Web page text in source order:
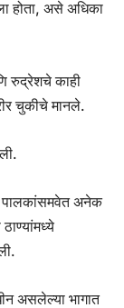
होता, असे अधिका
रुद्रेशचे काही
चुकीचे मानले.
पालकांसमवेत अनेक
असलेल्या भागात